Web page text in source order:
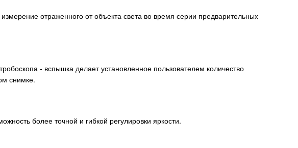
отраженного от объекта света во время серии предварительных
- вспышка делает установленное пользователем количество
снимке.
более точной и гибкой регулировки яркости.